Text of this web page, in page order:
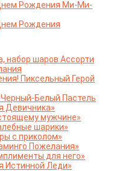
Рождения Ми-Ми-
Рождения
набор шаров Ассорти
Пиксельный Герой
Белый Пастель
Девичника»
мужчине»
шарики»
с приколом»
Пожелания»
для него»
Истинной Леди»